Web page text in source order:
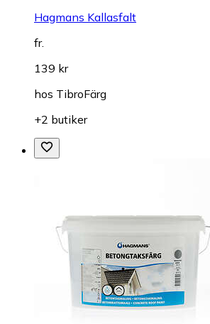
Hagmans Kallasfalt
fr.
139 kr
hos TibroFärg
+2 butiker